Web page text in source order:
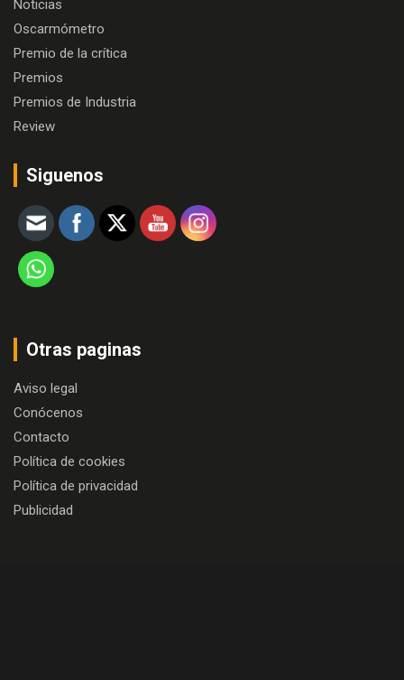
Noticias
Oscarmómetro
Premio de la crítica
Premios
Premios de Industria
Review
Siguenos
Otras paginas
Aviso legal
Conócenos
Contacto
Política de cookies
Política de privacidad
Publicidad